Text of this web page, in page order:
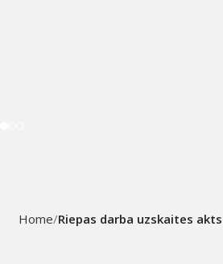
Home Riepas darba uzskaites akts